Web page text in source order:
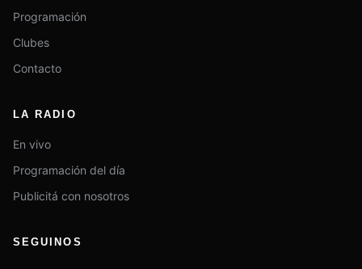
Programación
Clubes
Contacto
LA RADIO
En vivo
Programación del día
Publicitá con nosotros
SEGUINOS